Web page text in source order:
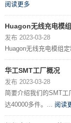
阅读更多
Huagon无线充电模
发布 2023-03-28
Huagon无线充电模组
华工SMT工厂概况
发布 2023-03-28
简要介绍我们的SMT
达40000多件。... 阅读